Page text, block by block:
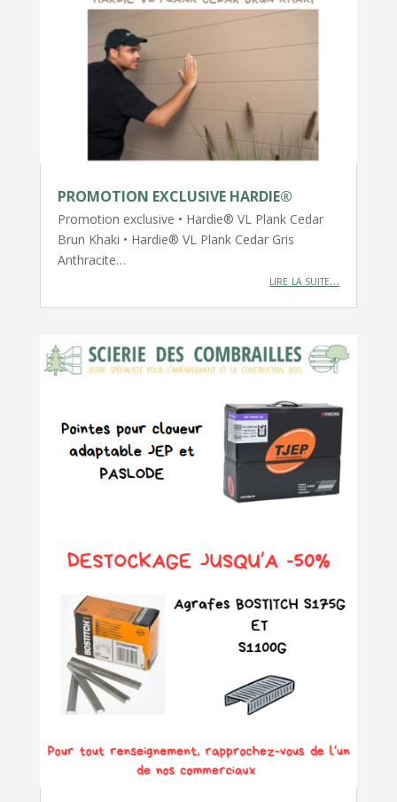
PROMOTION EXCLUSIVE HARDIE®
Promotion exclusive • Hardie® VL Plank Cedar
Brun Khaki • Hardie® VL Plank Cedar Gris
Anthracite…
lire la suite…